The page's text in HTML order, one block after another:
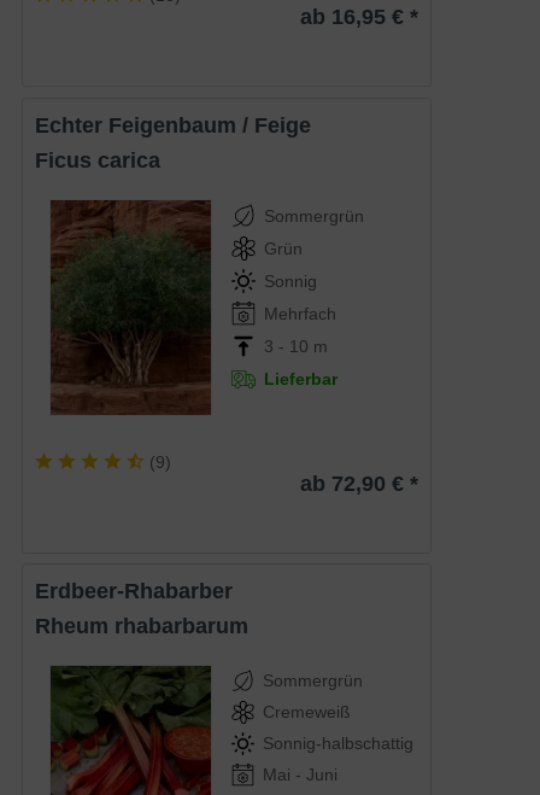
ab 16,95 € *
Echter Feigenbaum / Feige
Ficus carica
Sommergrün
Grün
Sonnig
Mehrfach
3 - 10 m
Lieferbar
(9)
ab 72,90 € *
Erdbeer-Rhabarber
Rheum rhabarbarum
Sommergrün
Cremeweiß
Sonnig-halbschattig
Mai - Juni